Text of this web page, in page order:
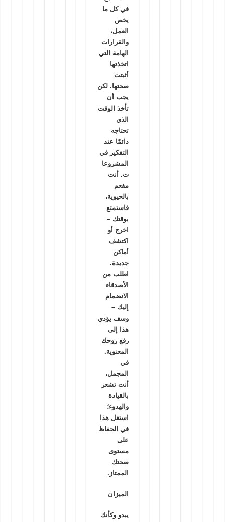
في كل ما
يخص
العمل،
والقرارات
الهامة التي
اتخذتها
أثبتت
صحتها. لكن
يجب أن
تأخذ الوقت
الذي
تحتاجه
دائمًا عند
التفكير في
المشروعا
ت. أنت
مفعم
بالحيوية،
فاستمتع
بوقتك –
اخرج أو
اكتشف
أماكن
جديدة.
اطلب من
الأصدقاء
الانضمام
إليك –
وسف يؤدي
هذا إلى
رفع روحك
المعنوية.
في
المجمل،
أنت تشعر
بالقيادة
والهدوء؛
استغل هذا
في الحفاظ
على
مستوى
صحتك
الممتاز.
الميزان
يبدو وكأنك